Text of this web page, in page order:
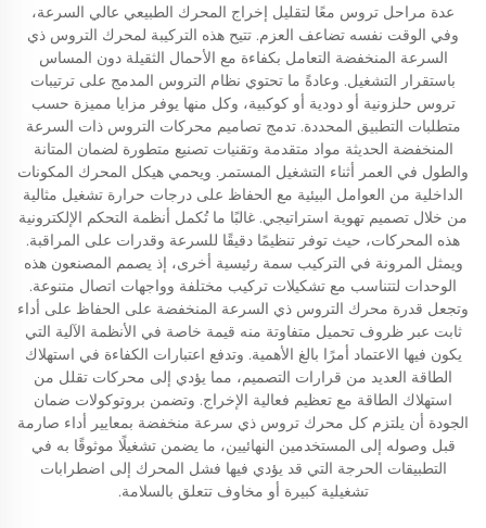
عدة مراحل تروس معًا لتقليل إخراج المحرك الطبيعي عالي السرعة،
وفي الوقت نفسه تضاعف العزم. تتيح هذه التركيبة لمحرك التروس ذي
السرعة المنخفضة التعامل بكفاءة مع الأحمال الثقيلة دون المساس
باستقرار التشغيل. وعادةً ما تحتوي نظام التروس المدمج على ترتيبات
تروس حلزونية أو دودية أو كوكبية، وكل منها يوفر مزايا مميزة حسب
متطلبات التطبيق المحددة. تدمج تصاميم محركات التروس ذات السرعة
المنخفضة الحديثة مواد متقدمة وتقنيات تصنيع متطورة لضمان المتانة
والطول في العمر أثناء التشغيل المستمر. ويحمي هيكل المحرك المكونات
الداخلية من العوامل البيئية مع الحفاظ على درجات حرارة تشغيل مثالية
من خلال تصميم تهوية استراتيجي. غالبًا ما تُكمل أنظمة التحكم الإلكترونية
هذه المحركات، حيث توفر تنظيمًا دقيقًا للسرعة وقدرات على المراقبة.
ويمثل المرونة في التركيب سمة رئيسية أخرى، إذ يصمم المصنعون هذه
الوحدات لتتناسب مع تشكيلات تركيب مختلفة وواجهات اتصال متنوعة.
وتجعل قدرة محرك التروس ذي السرعة المنخفضة على الحفاظ على أداء
ثابت عبر ظروف تحميل متفاوتة منه قيمة خاصة في الأنظمة الآلية التي
يكون فيها الاعتماد أمرًا بالغ الأهمية. وتدفع اعتبارات الكفاءة في استهلاك
الطاقة العديد من قرارات التصميم، مما يؤدي إلى محركات تقلل من
استهلاك الطاقة مع تعظيم فعالية الإخراج. وتضمن بروتوكولات ضمان
الجودة أن يلتزم كل محرك تروس ذي سرعة منخفضة بمعايير أداء صارمة
قبل وصوله إلى المستخدمين النهائيين، ما يضمن تشغيلًا موثوقًا به في
التطبيقات الحرجة التي قد يؤدي فيها فشل المحرك إلى اضطرابات
تشغيلية كبيرة أو مخاوف تتعلق بالسلامة.